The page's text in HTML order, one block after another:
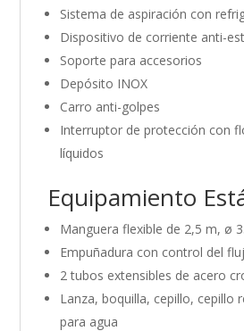
Sistema de aspiración con
Dispositivo de corriente anti-
Soporte para accesorios
Depósito INOX
Carro anti-golpes
Interruptor de protección con
líquidos
Equipamiento
Manguera flexible de 2,5 m, ø
Empuñadura con control del
2 tubos extensibles de acero
Lanza, boquilla, cepillo, cepillo
para agua